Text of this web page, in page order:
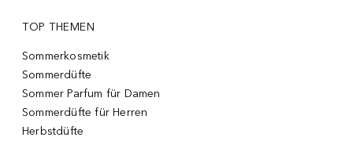
TOP THEMEN
Sommerkosmetik
Sommerdüfte
Sommer Parfum für Damen
Sommerdüfte für Herren
Herbstdüfte